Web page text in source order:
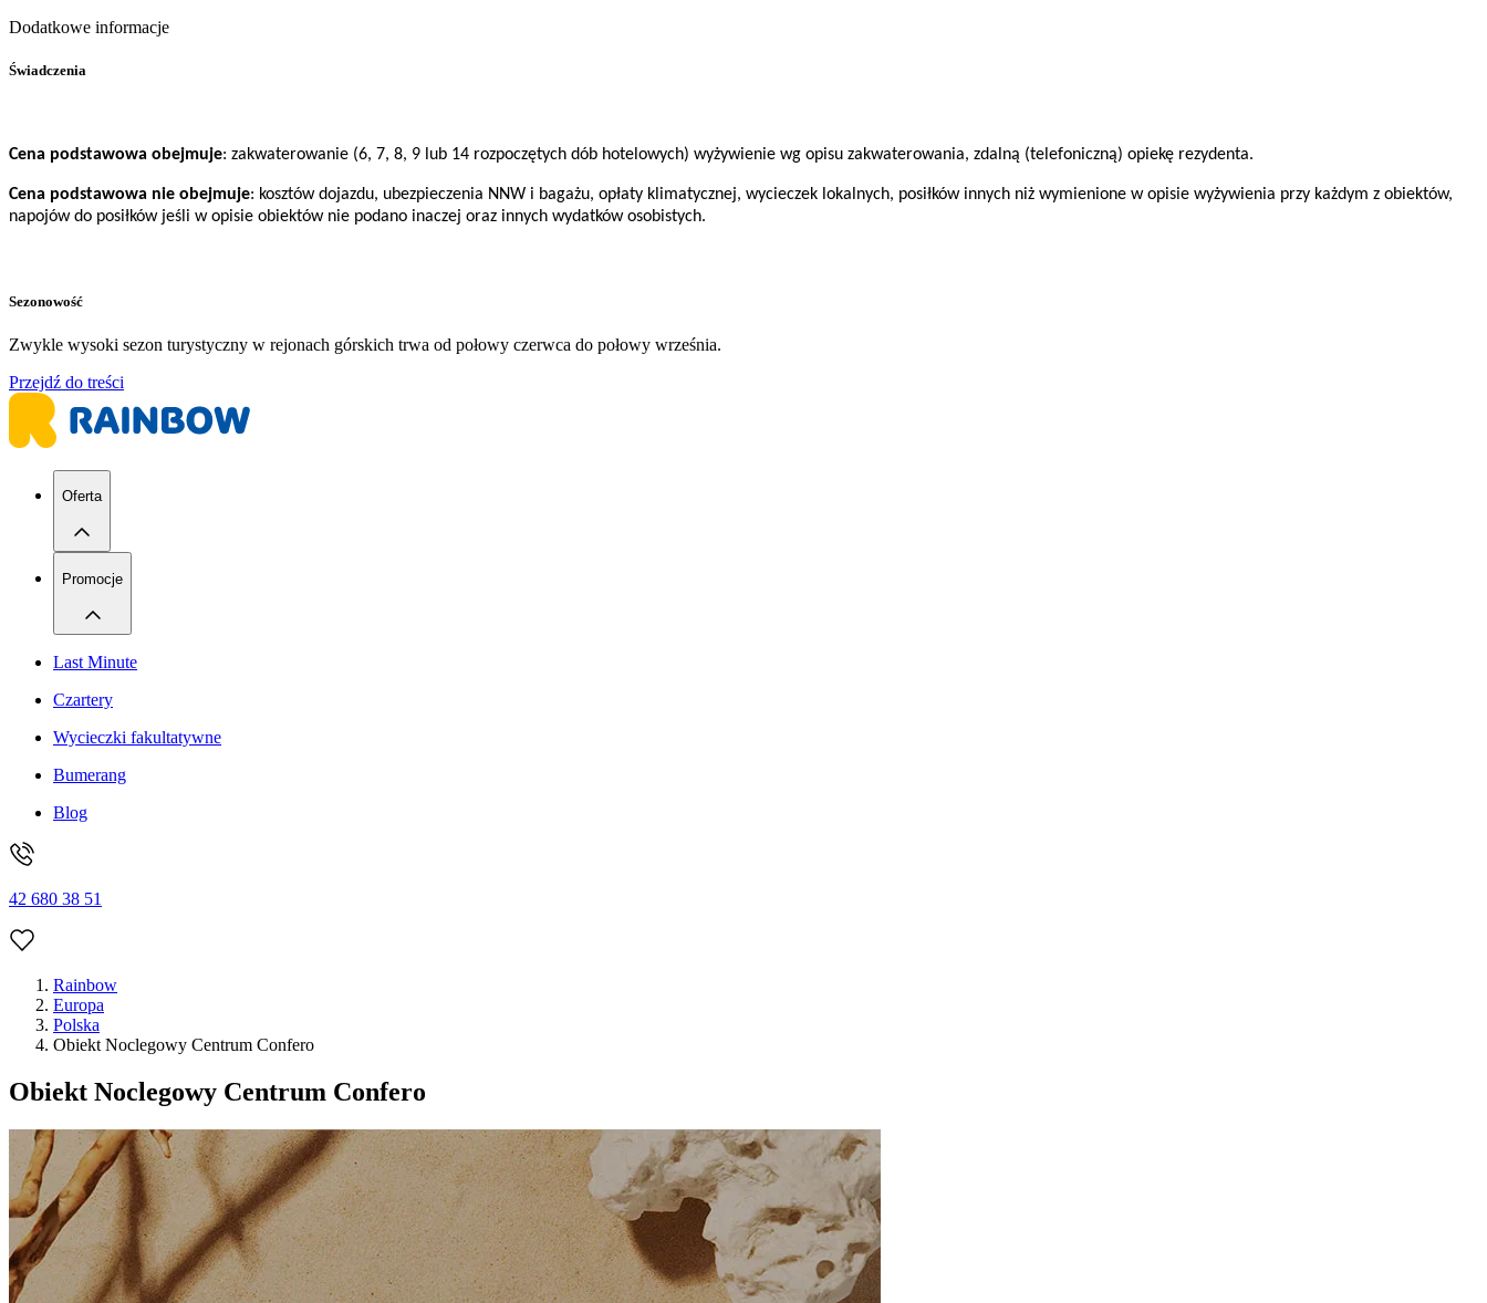
Dodatkowe informacje
Świadczenia
Cena podstawowa obejmuje: zakwaterowanie (6, 7, 8, 9 lub 14 rozpoczętych dób hotelowych) wyżywienie wg opisu zakwaterowania, zdalną (telefoniczną) opiekę rezydenta.
Cena podstawowa nie obejmuje: kosztów dojazdu, ubezpieczenia NNW i bagażu, opłaty klimatycznej, wycieczek lokalnych, posiłków innych niż wymienione w opisie wyżywienia przy każdym z obiektów,
napojów do posiłków jeśli w opisie obiektów nie podano inaczej oraz innych wydatków osobistych.
Sezonowość
Zwykle wysoki sezon turystyczny w rejonach górskich trwa od połowy czerwca do połowy września.
Przejdź do treści
Oferta
Promocje
Last Minute
Czartery
Wycieczki fakultatywne
Bumerang
Blog
42 680 38 51
Rainbow
Europa
Polska
Obiekt Noclegowy Centrum Confero
Obiekt Noclegowy Centrum Confero